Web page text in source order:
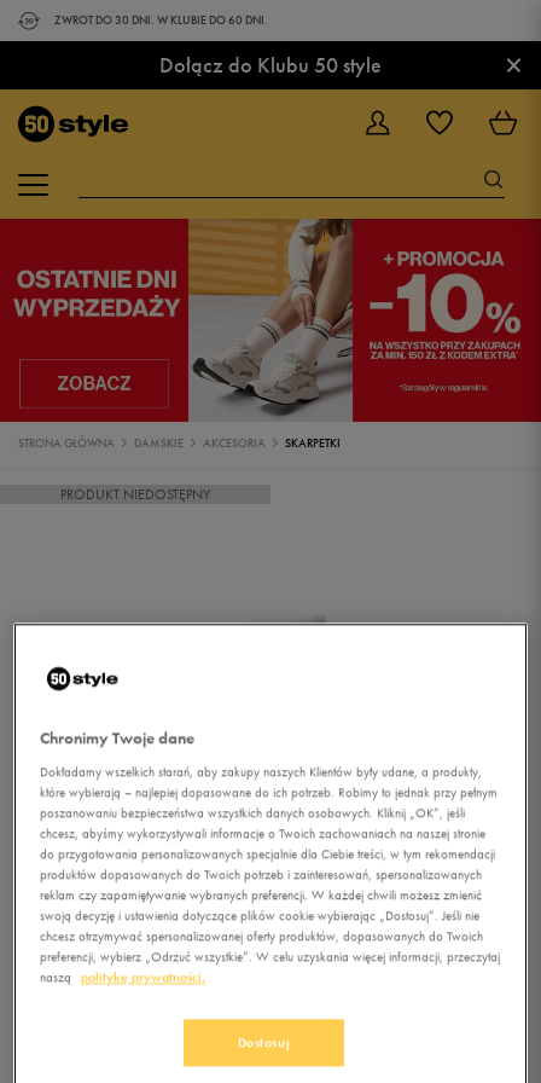
ZWROT DO 30 DNI. W KLUBIE DO 60 DNI.
Dołącz do Klubu 50 style ×
STRONA GŁÓWNA DAMSKIE AKCESORIA SKARPETKI
PRODUKT NIEDOSTĘPNY
HEAD SKARPETY QUARTER
Chronimy Twoje dane
Dokładamy wszelkich starań, aby zakupy naszych Klientów były udane, a produkty,
które wybierają – najlepiej dopasowane do ich potrzeb. Robimy to jednak przy pełnym
poszanowaniu bezpieczeństwa wszystkich danych osobowych. Kliknij „OK”, jeśli
chcesz, abyśmy wykorzystywali informacje o Twoich zachowaniach na naszej stronie
do przygotowania personalizowanych specjalnie dla Ciebie treści, w tym rekomendacji
produktów dopasowanych do Twoich potrzeb i zainteresowań, spersonalizowanych
reklam czy zapamiętywanie wybranych preferencji. W każdej chwili możesz zmienić
swoją decyzję i ustawienia dotyczące plików cookie wybierając „Dostosuj”. Jeśli nie
chcesz otrzymywać spersonalizowanej oferty produktów, dopasowanych do Twoich
preferencji, wybierz „Odrzuć wszystkie”. W celu uzyskania więcej informacji, przeczytaj
naszą
politykę prywatności.
Dostosuj